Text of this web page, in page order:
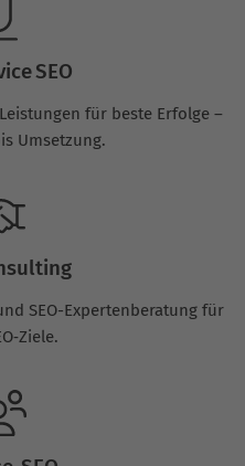
SEO
für beste Erfolge –
Umsetzung.
SEO-Expertenberatung für